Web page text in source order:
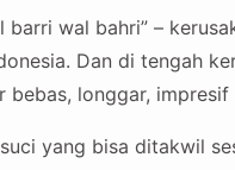
barri wal bahri” –
Dan di tengah
bebas, longgar,
yang bisa ditakwil